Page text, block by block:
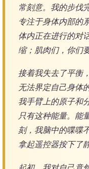
常刻意。我的步伐
专注于身体内部的
体内正在进行的对
缩；肌肉们，你们
接着我失去了平衡
无法界定自己身体
我手臂上的原子和
只有这种能量。能
刻，我脑中的喋
拿起遥控器按下了